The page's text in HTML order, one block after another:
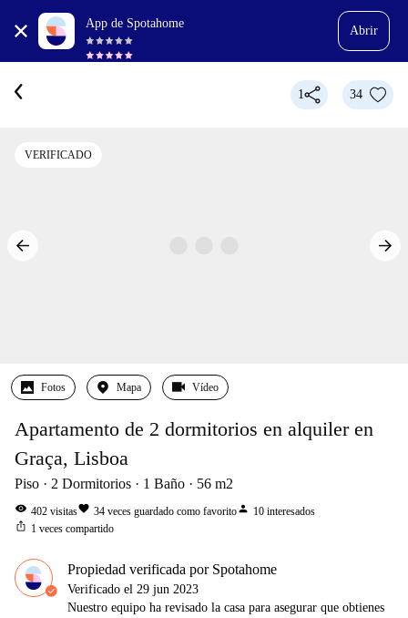
App de Spotahome
Abrir
1 34
VERIFICADO
Fotos Mapa Vídeo
Apartamento de 2 dormitorios en alquiler en
Graça, Lisboa
Piso 2 Dormitorios 1 Baño 56 m2
visibility 402 visitasfavorite 34 veces guardado como favoritoperson 10 interesados
ios_share 1 veces compartido
Propiedad verificada por Spotahome
Verificado el 29 jun 2023
Nuestro equipo ha revisado la casa para asegurar que obtienes